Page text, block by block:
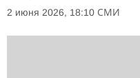
2 июня 2026, 18:10 СМИ